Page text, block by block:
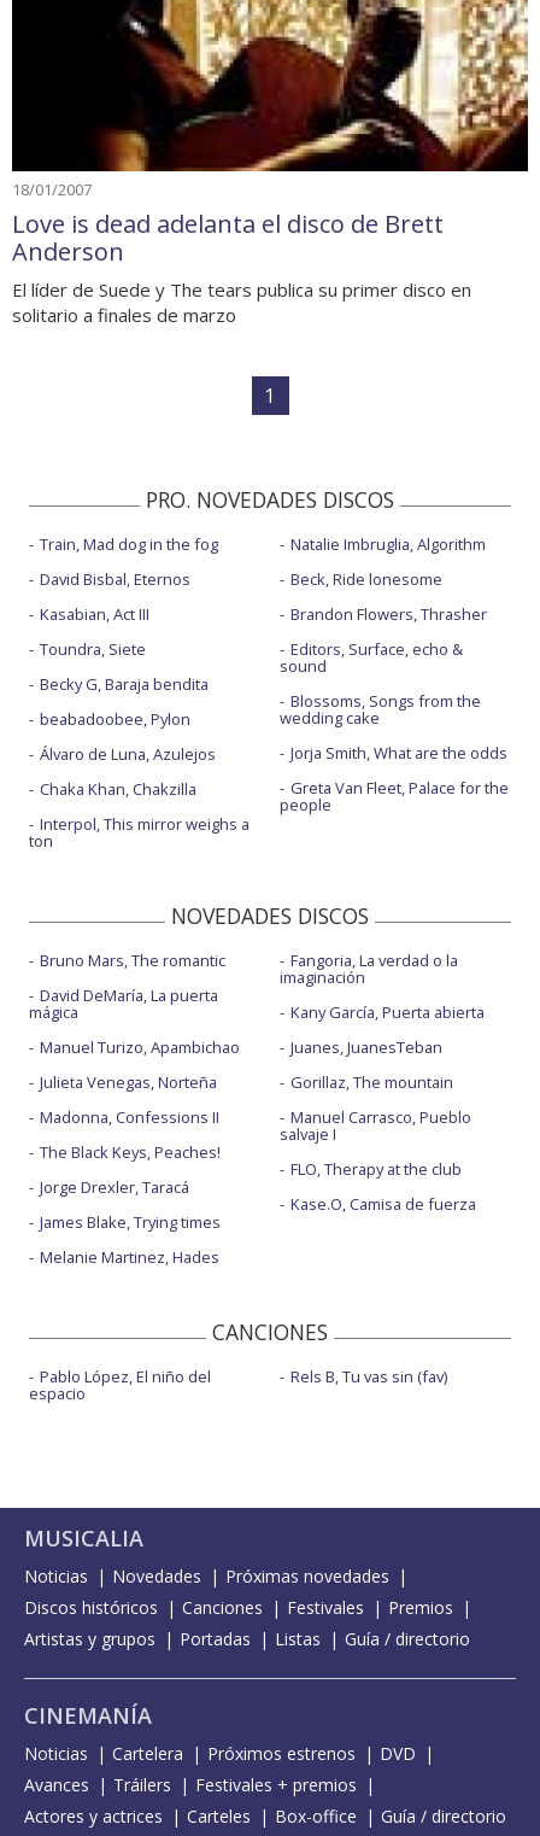
18/01/2007
Love is dead adelanta el disco de Brett
Anderson
El líder de Suede y The tears publica su primer disco en
solitario a finales de marzo
1
PRO. NOVEDADES DISCOS
Train, Mad dog in the fog
David Bisbal, Eternos
Kasabian, Act III
Toundra, Siete
Becky G, Baraja bendita
beabadoobee, Pylon
Álvaro de Luna, Azulejos
Chaka Khan, Chakzilla
Interpol, This mirror weighs a
ton
Natalie Imbruglia, Algorithm
Beck, Ride lonesome
Brandon Flowers, Thrasher
Editors, Surface, echo &
sound
Blossoms, Songs from the
wedding cake
Jorja Smith, What are the odds
Greta Van Fleet, Palace for the
people
NOVEDADES DISCOS
Bruno Mars, The romantic
David DeMaría, La puerta
mágica
Manuel Turizo, Apambichao
Julieta Venegas, Norteña
Madonna, Confessions II
The Black Keys, Peaches!
Jorge Drexler, Taracá
James Blake, Trying times
Melanie Martinez, Hades
Fangoria, La verdad o la
imaginación
Kany García, Puerta abierta
Juanes, JuanesTeban
Gorillaz, The mountain
Manuel Carrasco, Pueblo
salvaje I
FLO, Therapy at the club
Kase.O, Camisa de fuerza
CANCIONES
Pablo López, El niño del
espacio
Rels B, Tu vas sin (fav)
MUSICALIA
Noticias Novedades
Próximas novedades
Discos históricos
Canciones Festivales
Premios
Artistas y grupos
Portadas Listas Guía / directorio
CINEMANÍA
Noticias Cartelera Próximos estrenos
DVD
Avances
Tráilers
Festivales + premios
Actores y actrices
Carteles Box-office Guía / directorio